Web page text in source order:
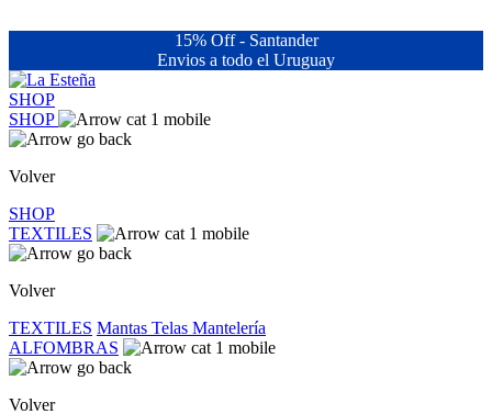
15% Off - Santander
Envios a todo el Uruguay
SHOP
SHOP
Volver
SHOP
TEXTILES
Volver
TEXTILES Mantas Telas Mantelería
ALFOMBRAS
Volver